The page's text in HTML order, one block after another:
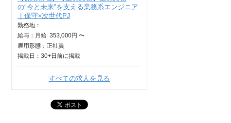
の“今と未来”を支える業務系エンジニア
｜保守×次世代PJ
勤務地：
給与： 月給 353,000円 〜
雇用形態：正社員
掲載日： 30+日 前に掲載
すべての求人を見る